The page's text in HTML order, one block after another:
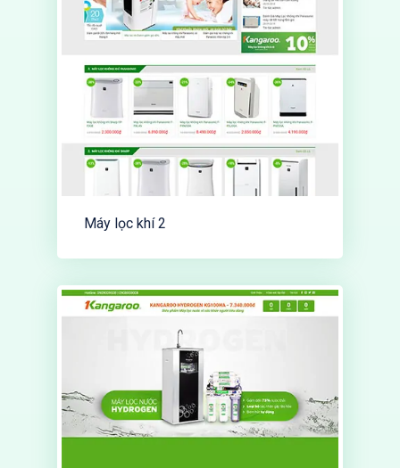
Máy lọc khí 2